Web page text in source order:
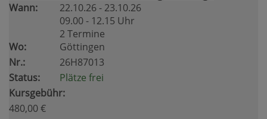
Wann:
22.10.26 - 23.10.26
09.00 - 12.15 Uhr
2 Termine
Wo:
Göttingen
Nr.:
26H87013
Status:
Plätze frei
Kursgebühr:
480,00 €